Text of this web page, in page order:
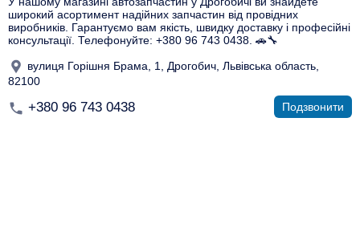
широкий асортимент надійних запчастин від провідних
виробників. Гарантуємо вам якість, швидку доставку і професійні
консультації. Телефонуйте: +380 96 743 0438. 🚗🔧
вулиця Горішня Брама, 1, Дрогобич, Львівська область,
82100
+380 96 743 0438 Подзвонити